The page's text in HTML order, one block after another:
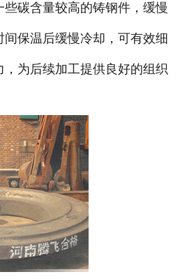
碳含量较高的铸钢件，缓慢
保温后缓慢冷却，可有效细
为后续加工提供良好的组织